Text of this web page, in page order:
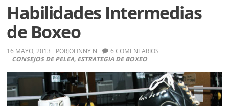
boxeo
Habilidades Intermedias
de Boxeo
16 MAYO, 2013 PORJOHNNY N
CONSEJOS DE PELEA, ESTRATEGIA DE BOXEO
6 COMENTARIOS